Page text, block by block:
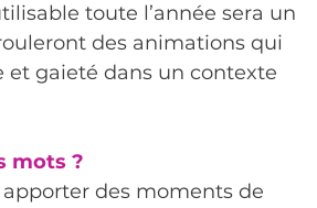
toute l’année sera un
des animations qui
gaieté dans un contexte
mots ?
des moments de